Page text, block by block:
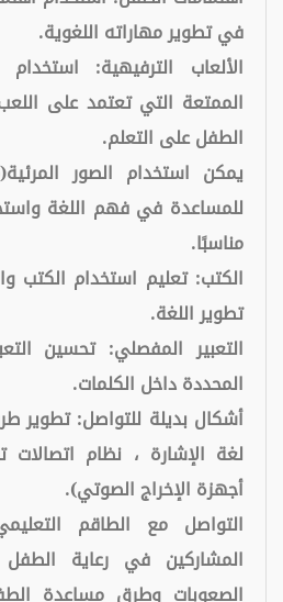
في تطوير مهاراته اللغوية.
الألعاب الترفيهية:
الممتعة التي تعتمد على
الطفل على التعلم.
يمكن استخدام الصور
للمساعدة في فهم اللغة
مناسبًا.
الكتب: تعليم استخدام
تطوير اللغة.
التعبير المفصلي: تحسين
المحددة داخل الكلمات.
أشكال بديلة للتواصل: تطوير
أجهزة الإخراج الصوتي).
التواصل مع الطاقم
المشاركين في رعاية
الصعوبات وطرق مساعدة